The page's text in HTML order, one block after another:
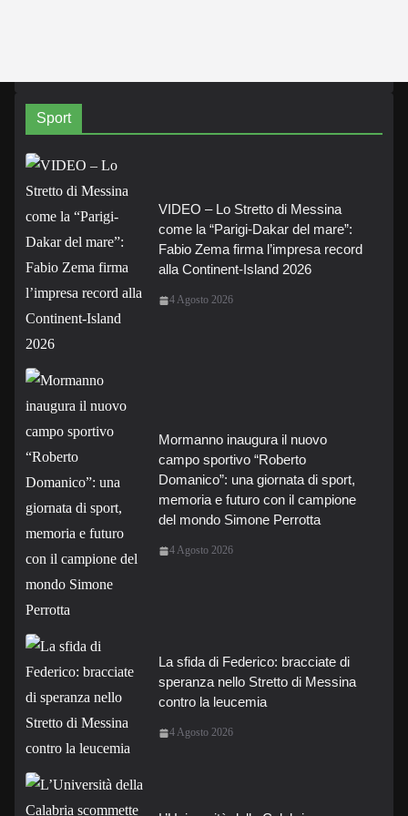
Sport
VIDEO – Lo Stretto di Messina
come la “Parigi-Dakar del mare”:
Fabio Zema firma l’impresa record
alla Continent-Island 2026
4 Agosto 2026
Mormanno inaugura il nuovo
campo sportivo “Roberto
Domanico”: una giornata di sport,
memoria e futuro con il campione
del mondo Simone Perrotta
4 Agosto 2026
La sfida di Federico: bracciate di
speranza nello Stretto di Messina
contro la leucemia
4 Agosto 2026